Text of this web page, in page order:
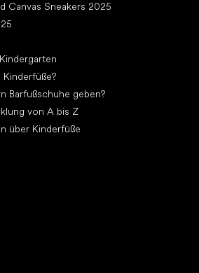
Canvas Sneakers 2025
Barfußschuhe geben?
von A bis Z
über Kinderfüße